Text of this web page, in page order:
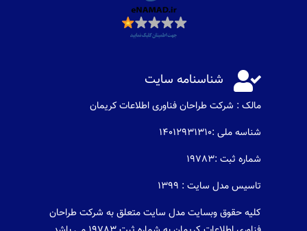
 شناسنامه سایت
مالک : شرکت طراحان فناوری اطلاعات كريمان
شناسه ملی :14012931310
شماره ثبت :19783
تاسیس مدل سایت : 1399
کلیه حقوق وبسایت مدل سایت متعلق به شرکت طراحان